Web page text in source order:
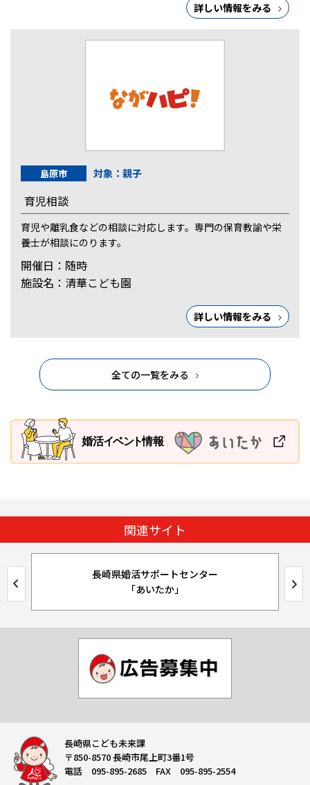
詳しい情報をみる
島原市 対象：親子
育児相談
育児や離乳食などの相談に対応します。専門の保育教諭や栄
養士が相談にのります。
開催日：随時
施設名：清華こども園
詳しい情報をみる
全ての一覧をみる
関連サイト
長崎県公式HP
長崎県こども未来課
〒850-8570 長崎市尾上町3番1号
電話 095-895-2685 FAX 095-895-2554